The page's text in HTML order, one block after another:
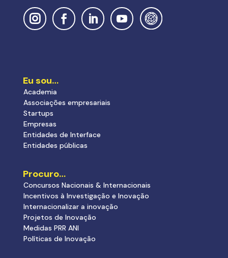
Eu sou…
Academia
Associações empresariais
Startups
Empresas
Entidades de Interface
Entidades públicas
Procuro…
Concursos Nacionais & Internacionais
Incentivos à Investigação e Inovação
Internacionalizar a inovação
Projetos de Inovação
Medidas PRR ANI
Políticas de Inovação